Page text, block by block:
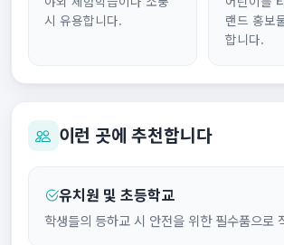
시 유용합니다.
랜드 홍보
합니다.
이런 곳에 추천합니다
유치원 및 초등학교
학생들의 등하교 시 안전을 위한 필수품으로